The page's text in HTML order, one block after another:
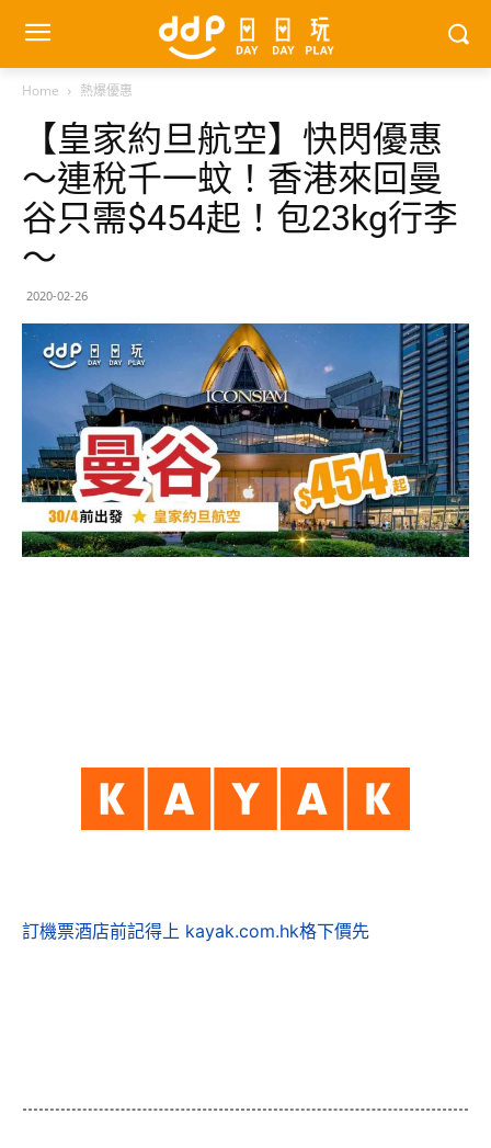
Home 熱爆優惠
【皇家約旦航空】快閃優惠
～連稅千一蚊！香港來回曼
谷只需$454起！包23kg行李
～
2020-02-26
訂機票酒店前記得上 kayak.com.hk格下價先